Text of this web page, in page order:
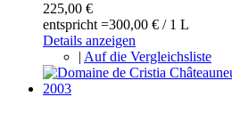
225,00 €
entspricht =300,00 € / 1 L
Details anzeigen
| Auf die Vergleichsliste